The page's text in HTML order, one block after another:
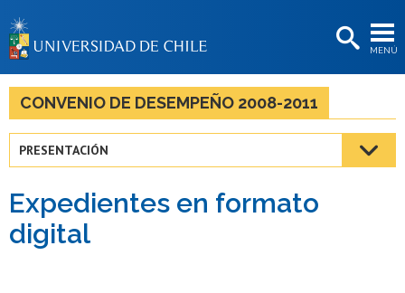
MENÚ
BIBLIOTECAS
LA UNIVERSIDAD
Estudiantes
Académicas/os
CONVENIO DE DESEMPEÑO 2008-2011
PRESENTACIÓN
Expedientes en formato
digital